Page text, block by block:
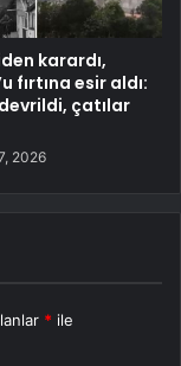
karardı,
fırtına esir aldı:
çatılar
2026
* ile